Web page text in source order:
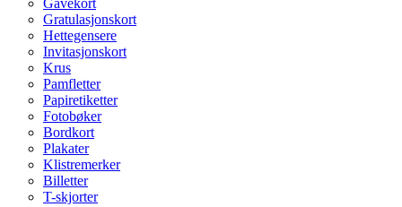
Gratulasjonskort
Hettegensere
Invitasjonskort
Krus
Pamfletter
Papiretiketter
Fotobøker
Bordkort
Plakater
Klistremerker
Billetter
T-skjorter